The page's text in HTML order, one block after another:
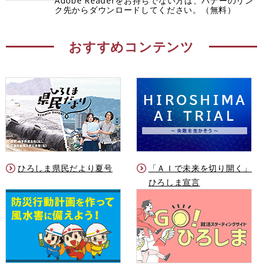
ク先からダウンロードしてください。（無料）
おすすめコンテンツ
ひろしま県民だより夏号
「ＡＩで未来を切り開く」
ひろしま宣言